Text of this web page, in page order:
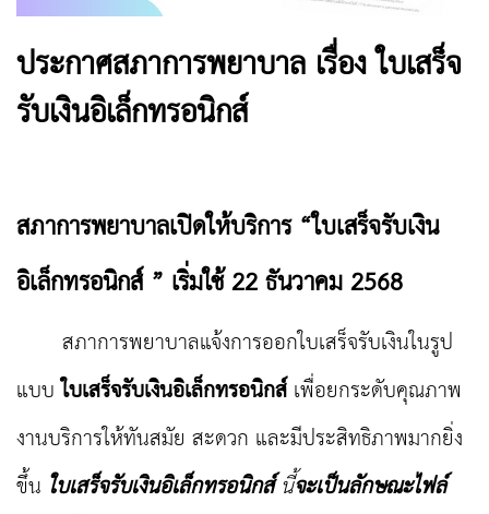
ประกาศสภาการพยาบาล เรื่อง ใบเสร็จ
รับเงินอิเล็กทรอนิกส์
สภาการพยาบาลเปิดให้บริการ “ใบเสร็จรับเงิน
อิเล็กทรอนิกส์ ” เริ่มใช้ 22ธันวาคม2568
สภาการพยาบาลแจ้งการออกใบเสร็จรับเงินในรูป
แบบใบเสร็จรับเงินอิเล็กทรอนิกส์เพื่อยกระดับคุณภาพ
งานบริการให้ทันสมัย สะดวก และมีประสิทธิภาพมากยิ่ง
ขึ้น ใบเสร็จรับเงินอิเล็กทรอนิกส์นี้จะเป็นลักษณะไฟล์